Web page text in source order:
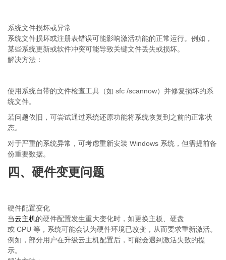
系统文件损坏或异常
系统文件损坏或注册表错误可能影响激活功能的正常运行。例如，
某些系统更新或软件冲突可能导致关键文件丢失或损坏。
解决方法：
使用系统自带的文件检查工具（如 sfc /scannow）并修复损坏的系
统文件。
若问题依旧，可尝试通过系统还原功能将系统恢复到之前的正常状
态。
对于严重的系统异常，可考虑重新安装 Windows 系统，但需提前备
份重要数据。
四、硬件变更问题
硬件配置变化
当云主机的硬件配置发生重大变化时，如更换主板、硬盘
或 CPU 等，系统可能会认为硬件环境已改变，从而要求重新激活。
例如，部分用户在升级云主机配置后，可能会遇到激活失败的提
示。